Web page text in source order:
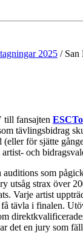
2025 / San
till fansajten
tävlingsbidrag
för sjätte
och
som
utsåg strax över
Varje artist
tävla i finalen.
det en jury som